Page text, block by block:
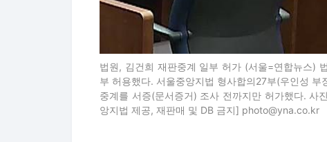
법원, 김건희 재판중계 일부 허가 (서울=연합뉴스)
부 허용했다. 서울중앙지법 형사합의27부(우인성
중계를 서증(문서증거) 조사 전까지만 허가했다. 사
앙지법 제공, 재판매 및 DB 금지] photo@yna.co.kr